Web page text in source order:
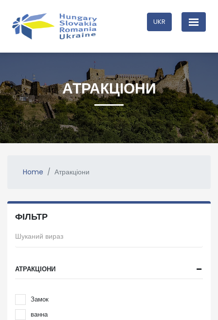
UKR
АТРАКЦІОНИ
Home Атракціони
ФІЛЬТР
АТРАКЦІОНИ
Замок
ванна